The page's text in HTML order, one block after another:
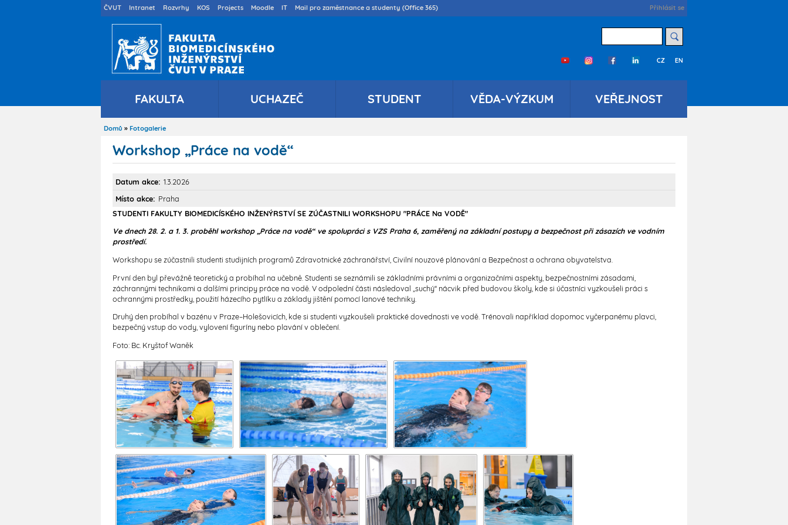
Přejít
k
Druhé
menu
ČVUT Intranet Rozvrhy KOS Projects Moodle IT Mail pro zaměstnance a studenty (Office 365)
User
account
menu
Přihlásit se
Třetí
cs
CZ EN
FAKULTA UCHAZEČ STUDENT VĚDA-VÝZKUM VEŘEJNOST
Drobečková
Domů Fotogalerie
Workshop „Práce na vodě“
Datum akce 1.3.2026
Místo akce
Praha
STUDENTI FAKULTY BIOMEDICÍSKÉHO INŽENÝRSTVÍ SE ZÚČASTNILI WORKSHOPU "PRÁCE Na VODĚ"
Ve dnech 28. 2. a 1. 3. proběhl workshop „Práce na vodě“ ve spolupráci s VZS Praha 6, zaměřený na základní postupy a bezpečnost při zásazích ve vodním
prostředí.
Workshopu se zúčastnili studenti studijních programů Zdravotnické záchranářství, Civilní nouzové plánování a Bezpečnost a ochrana obyvatelstva.
První den byl převážně teoretický a probíhal na učebně. Studenti se seznámili se základními právními a organizačními aspekty, bezpečnostními zásadami,
záchrannými technikami a dalšími principy práce na vodě. V odpolední části následoval „suchý“ nácvik před budovou školy, kde si účastníci vyzkoušeli práci s
ochrannými prostředky, použití házecího pytlíku a základy jištění pomocí lanové techniky.
Druhý den probíhal v bazénu v Praze–Holešovicích, kde si studenti vyzkoušeli praktické dovednosti ve vodě. Trénovali například dopomoc vyčerpanému plavci,
bezpečný vstup do vody, vylovení figuríny nebo plavání v oblečení.
Foto: Bc. Kryštof Waněk